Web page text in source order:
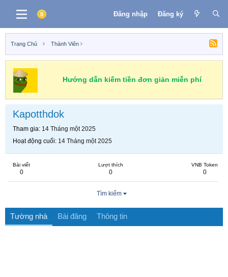
Đăng nhập Đăng ký
Trang Chủ Thành Viên
Hướng dẫn kiếm tiền đơn giản miễn phí
Kapotthdok
Tham gia 14 Tháng một 2025
Hoạt động cuối 14 Tháng một 2025
Bài viết
0
Lượt thích
0
VNB Token
0
Tìm kiếm
Tường nhà Bài đăng Thông tin